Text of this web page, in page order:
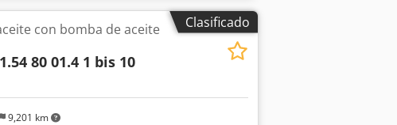
Clasificado
9,201 km
con bomba de aceite
1.54 80 01.4 1 bis 10